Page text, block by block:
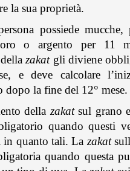
la sua proprietà.
possiede mucche,
oro o argento per 11
dellazakatgli diviene
e deve calcolare
dopo la fine del 12° mese.
della zakatsul grano
quando questi
in quanto tali. La zakat
quando questa